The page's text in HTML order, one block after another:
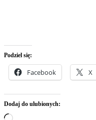
Podziel się:
Facebook X
Dodaj do ulubionych:
Wczytywanie…